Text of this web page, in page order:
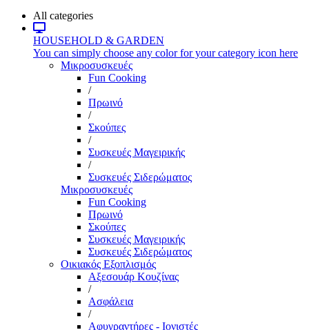
All categories
HOUSEHOLD & GARDEN
You can simply choose any color for your category icon here
Μικροσυσκευές
Fun Cooking
/
Πρωινό
/
Σκούπες
/
Συσκευές Μαγειρικής
/
Συσκευές Σιδερώματος
Μικροσυσκευές
Fun Cooking
Πρωινό
Σκούπες
Συσκευές Μαγειρικής
Συσκευές Σιδερώματος
Οικιακός Εξοπλισμός
Αξεσουάρ Κουζίνας
/
Ασφάλεια
/
Αφυγραντήρες - Ιονιστές